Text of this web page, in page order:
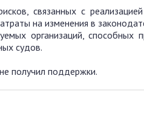
связанных с
на изменения в
организаций, способных
судов.
получил поддержки.